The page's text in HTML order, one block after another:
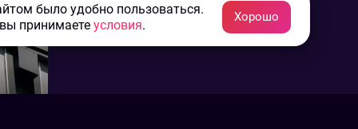
было удобно пользоваться.
принимаете условия.
Хорошо